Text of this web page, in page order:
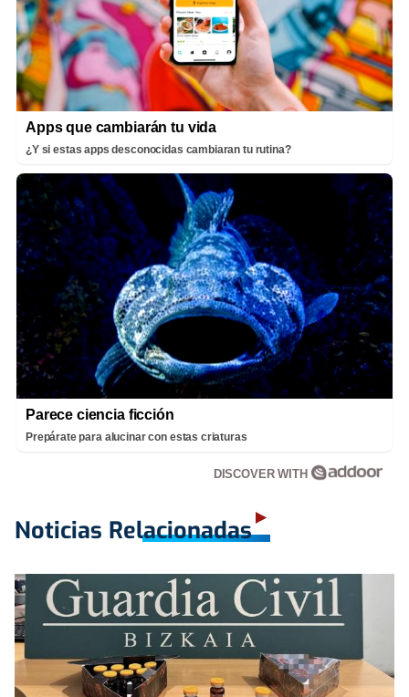
Apps que cambiarán tu vida
¿Y si estas apps desconocidas cambiaran tu rutina?
Parece ciencia ficción
Prepárate para alucinar con estas criaturas
DISCOVER WITH
Noticias Relacionadas